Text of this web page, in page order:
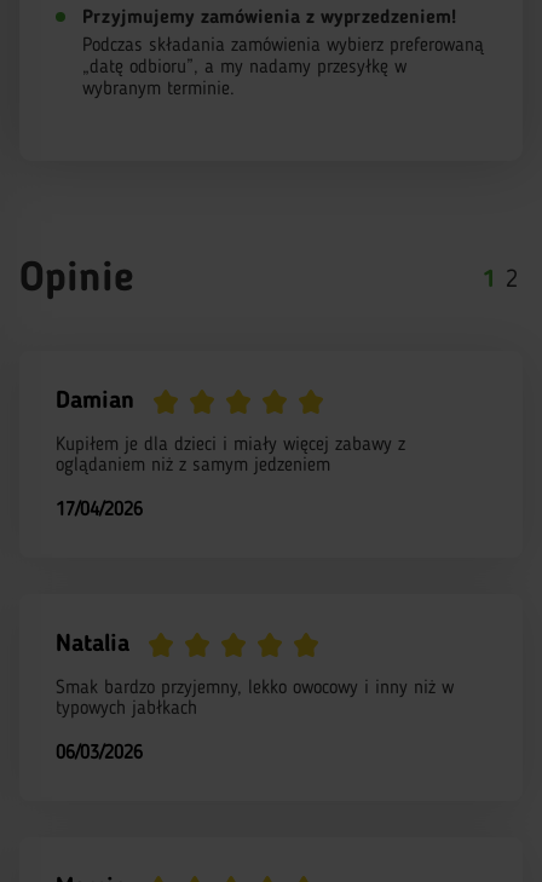
Przyjmujemy zamówienia z wyprzedzeniem!
Podczas składania zamówienia wybierz preferowaną
„datę odbioru”, a my nadamy przesyłkę w
wybranym terminie.
Opinie 1 2
Damian
Kupiłem je dla dzieci i miały więcej zabawy z
oglądaniem niż z samym jedzeniem
17/04/2026
Natalia
Smak bardzo przyjemny, lekko owocowy i inny niż w
typowych jabłkach
06/03/2026